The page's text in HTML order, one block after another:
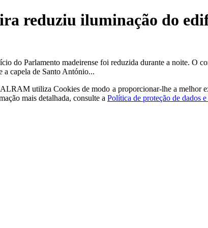
reduziu iluminação do
do Parlamento madeirense foi reduzida durante a noite. O
a capela de Santo António...
ALRAM utiliza Cookies de modo a proporcionar-lhe a melhor
mais detalhada, consulte a Política de proteção de dados